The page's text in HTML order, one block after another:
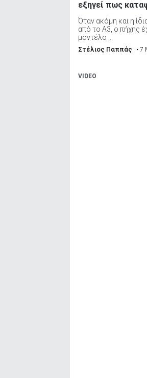
εξηγεί πως
Όταν ακόμη και η
από το Α3, ο πήχης
μοντέλο ...
Στέλιος Παππάς • 7
VIDEO